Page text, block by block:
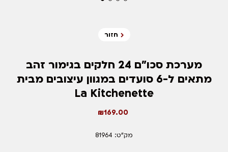
חזור
מערכת סכו”ם 24 חלקים בגימור זהב
מתאים ל-6 סועדים במגוון עיצובים מבית
La Kitchenette
169.00
₪
מק"ט: 81964